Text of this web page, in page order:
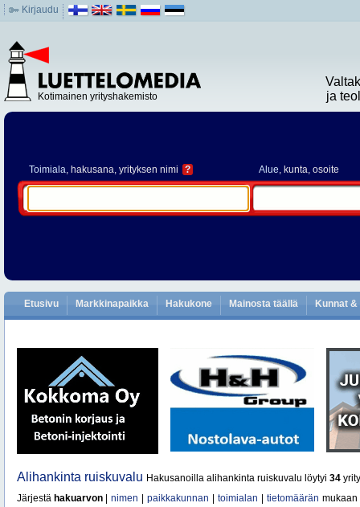
Kirjaudu
Kotimainen yrityshakemisto
ja
Toimiala, hakusana, yrityksen nimi ? Alue, kunta, osoite
Etusivu Markkinapaikka Hakukone Mainosta täällä Kunnat
Alihankinta ruiskuvalu Hakusanoilla alihankinta ruiskuvalu löytyi 34
Järjestä hakuarvon nimen paikkakunnan toimialan tietomäärän mukaan